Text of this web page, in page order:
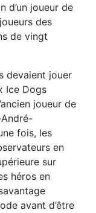
d’un joueur de
des
de vingt
devaient jouer
Ice Dogs
joueur de
fois, les
en
sur
héros en
avant d’être